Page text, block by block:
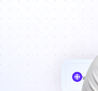
www